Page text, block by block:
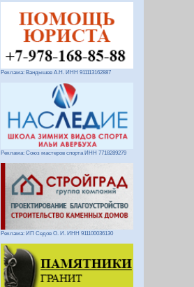
Реклама: Вандышев А.Н. ИНН 911113162887
Реклама: Союз мастеров спорта ИНН 7718289279
Реклама: ИП Седов О. И. ИНН 911100036130